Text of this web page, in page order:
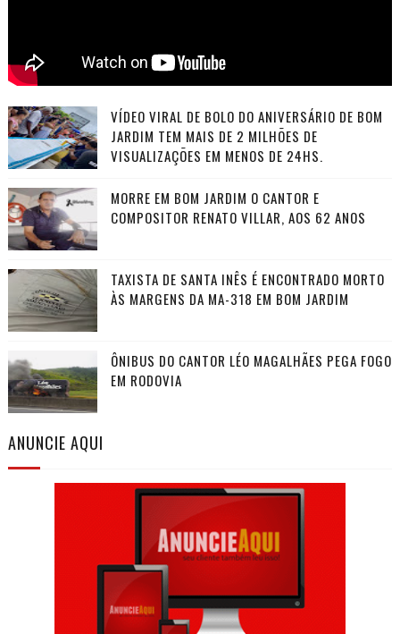
VÍDEO VIRAL DE BOLO DO ANIVERSÁRIO DE BOM
JARDIM TEM MAIS DE 2 MILHÕES DE
VISUALIZAÇÕES EM MENOS DE 24HS.
MORRE EM BOM JARDIM O CANTOR E
COMPOSITOR RENATO VILLAR, AOS 62 ANOS
TAXISTA DE SANTA INÊS É ENCONTRADO MORTO
ÀS MARGENS DA MA-318 EM BOM JARDIM
ÔNIBUS DO CANTOR LÉO MAGALHÃES PEGA FOGO
EM RODOVIA
ANUNCIE AQUI